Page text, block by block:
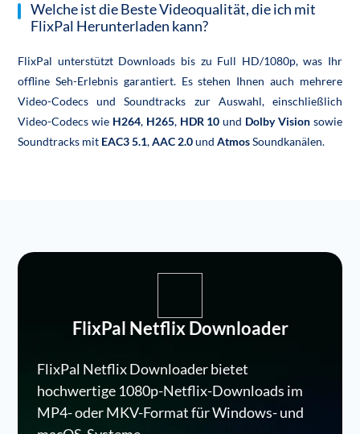
Welche ist die Beste Videoqualität, die ich mit
FlixPal Herunterladen kann?
FlixPal unterstützt Downloads bis zu Full HD/1080p, was Ihr
offline Seh-Erlebnis garantiert. Es stehen Ihnen auch mehrere
Video-Codecs und Soundtracks zur Auswahl, einschließlich
Video-Codecs wie H264, H265, HDR 10 und Dolby Visionsowie
Soundtracks mit EAC3 5.1,AAC 2.0undAtmosSoundkanälen.
FlixPal Netflix Downloader
FlixPal Netflix Downloader bietet
hochwertige 1080p-Netflix-Downloads im
MP4- oder MKV-Format für Windows- und